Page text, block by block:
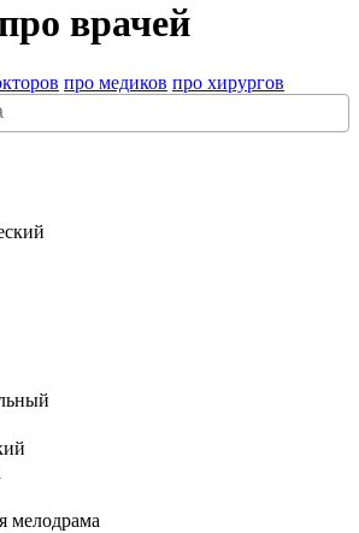
врачей
про медиков про хирургов
мелодрама